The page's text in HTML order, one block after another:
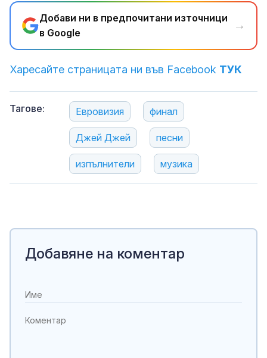
Добави ни в предпочитани източници
в Google
→
Харесайте страницата ни във Facebook ТУК
Тагове: Евровизия финал
Джей Джей песни
изпълнители музика
Добавяне на коментар